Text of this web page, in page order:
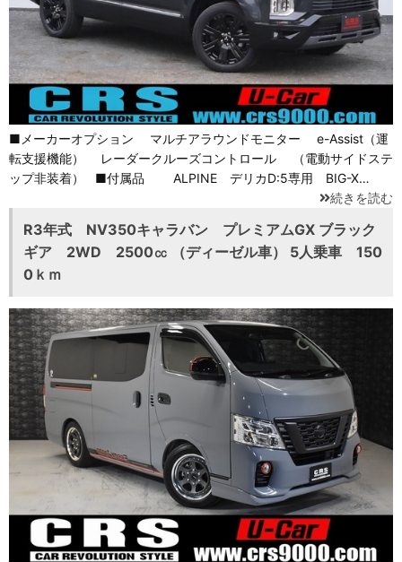
■メーカーオプション マルチアラウンドモニター e-Assist（運
転支援機能） レーダークルーズコントロール （電動サイドステ
ップ非装着） ■付属品 ALPINE デリカD:5専用 BIG-X…
続きを読む
R3年式 NV350キャラバン プレミアムGX ブラック
ギア 2WD 2500㏄ （ディーゼル車） 5人乗車 150
0ｋｍ